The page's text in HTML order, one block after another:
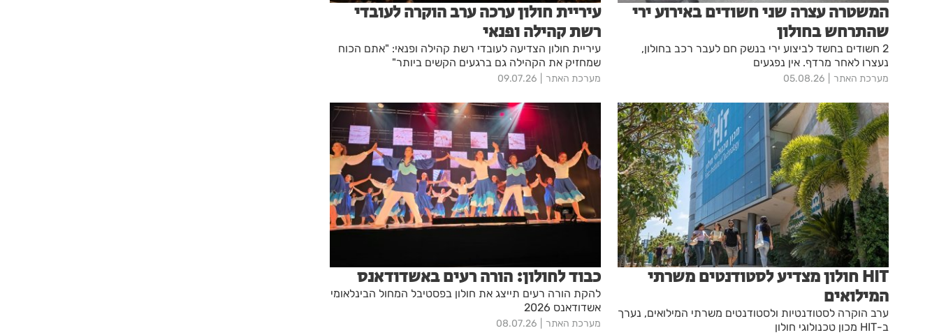
המשטרה עצרה שני חשודים באירוע ירי
שהתרחש בחולון
2 חשודים בחשד לביצוע ירי בנשק חם לעבר רכב בחולון,
נעצרו לאחר מרדף. אין נפגעים
מערכת האתר 05.08.26
עיריית חולון ערכה ערב הוקרה לעובדי
רשת קהילה ופנאי
עיריית חולון הצדיעה לעובדי רשת קהילה ופנאי: "אתם הכוח
שמחזיק את הקהילה גם ברגעים הקשים ביותר"
מערכת האתר 09.07.26
HIT חולון מצדיע לסטודנטים משרתי
המילואים
ערב הוקרה לסטודנטיות ולסטודנטים משרתי המילואים, נערך
ב-HIT מכון טכנולוגי חולון
כבוד לחולון: הורה רעים באשדודאנס
להקת הורה רעים תייצג את חולון בפסטיבל המחול הבינלאומי
אשדודאנס 2026
מערכת האתר 08.07.26